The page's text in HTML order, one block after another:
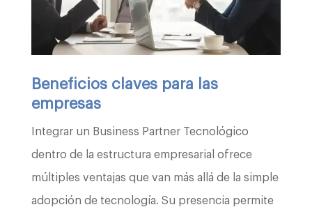
Beneficios claves para las
empresas
Integrar un Business Partner Tecnológico
dentro de la estructura empresarial ofrece
múltiples ventajas que van más allá de la simple
adopción de tecnología. Su presencia permite